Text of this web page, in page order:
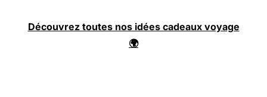
Découvrez toutes nos idées cadeaux voyage
🌍